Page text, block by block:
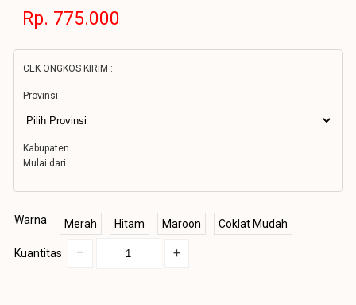
Rp. 775.000
CEK ONGKOS KIRIM :
Provinsi
Kabupaten
Mulai dari
Warna Merah Hitam Maroon Coklat Mudah
Kuantitas – +